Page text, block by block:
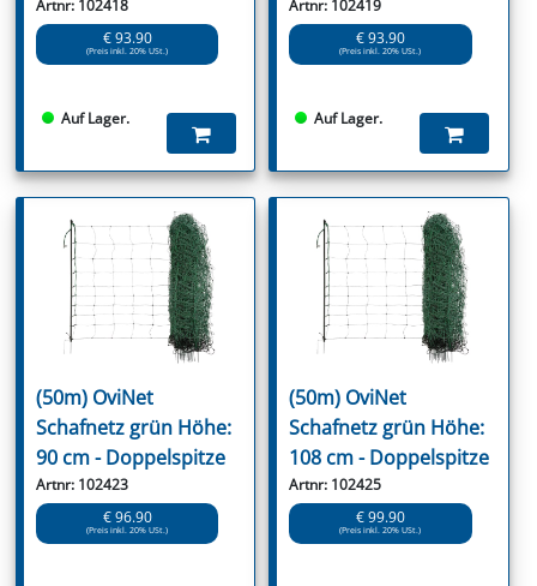
Artnr: 102418
€ 93.90
(Preis inkl. 20% USt.)
Auf Lager.
Artnr: 102419
€ 93.90
(Preis inkl. 20% USt.)
Auf Lager.
(50m) OviNet
Schafnetz grün Höhe:
90 cm - Doppelspitze
Artnr: 102423
€ 96.90
(Preis inkl. 20% USt.)
(50m) OviNet
Schafnetz grün Höhe:
108 cm - Doppelspitze
Artnr: 102425
€ 99.90
(Preis inkl. 20% USt.)